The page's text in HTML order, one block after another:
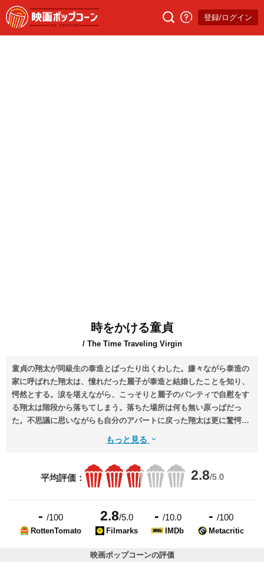
登録/ログイン
時をかける童貞
/ The Time Traveling Virgin
童貞の翔太が同級生の泰造とばったり出くわした。嫌々ながら泰造の
家に呼ばれた翔太は、憧れだった麗子が泰造と結婚したことを知り、
愕然とする。涙を堪えながら、こっそりと麗子のパンティで自慰をす
る翔太は階段から落ちてしまう。落ちた場所は何も無い原っぱだっ
た。不思議に思いながらも自分のアパートに戻った翔太は更に驚愕す
る。大学時代の自分が目の前にいるのだ!
もっと見る
平均評価： 2.8/5.0
- /100
RottenTomato
2.8/5.0
Filmarks
- /10.0
IMDb
-/100
Metacritic
映画ポップコーンの評価